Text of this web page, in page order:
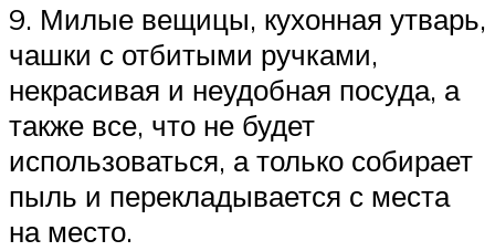
9. Милые вещицы, кухонная утварь,
чашки с отбитыми ручками,
некрасивая и неудобная посуда, а
также все, что не будет
использоваться, а только собирает
пыль и перекладывается с места
на место.